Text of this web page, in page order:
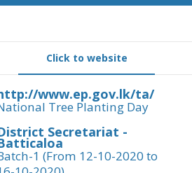
Click to website
www.ep.gov.lk/ta/
Tree Planting Day
Secretariat -
1 (From 12-10-2020 to